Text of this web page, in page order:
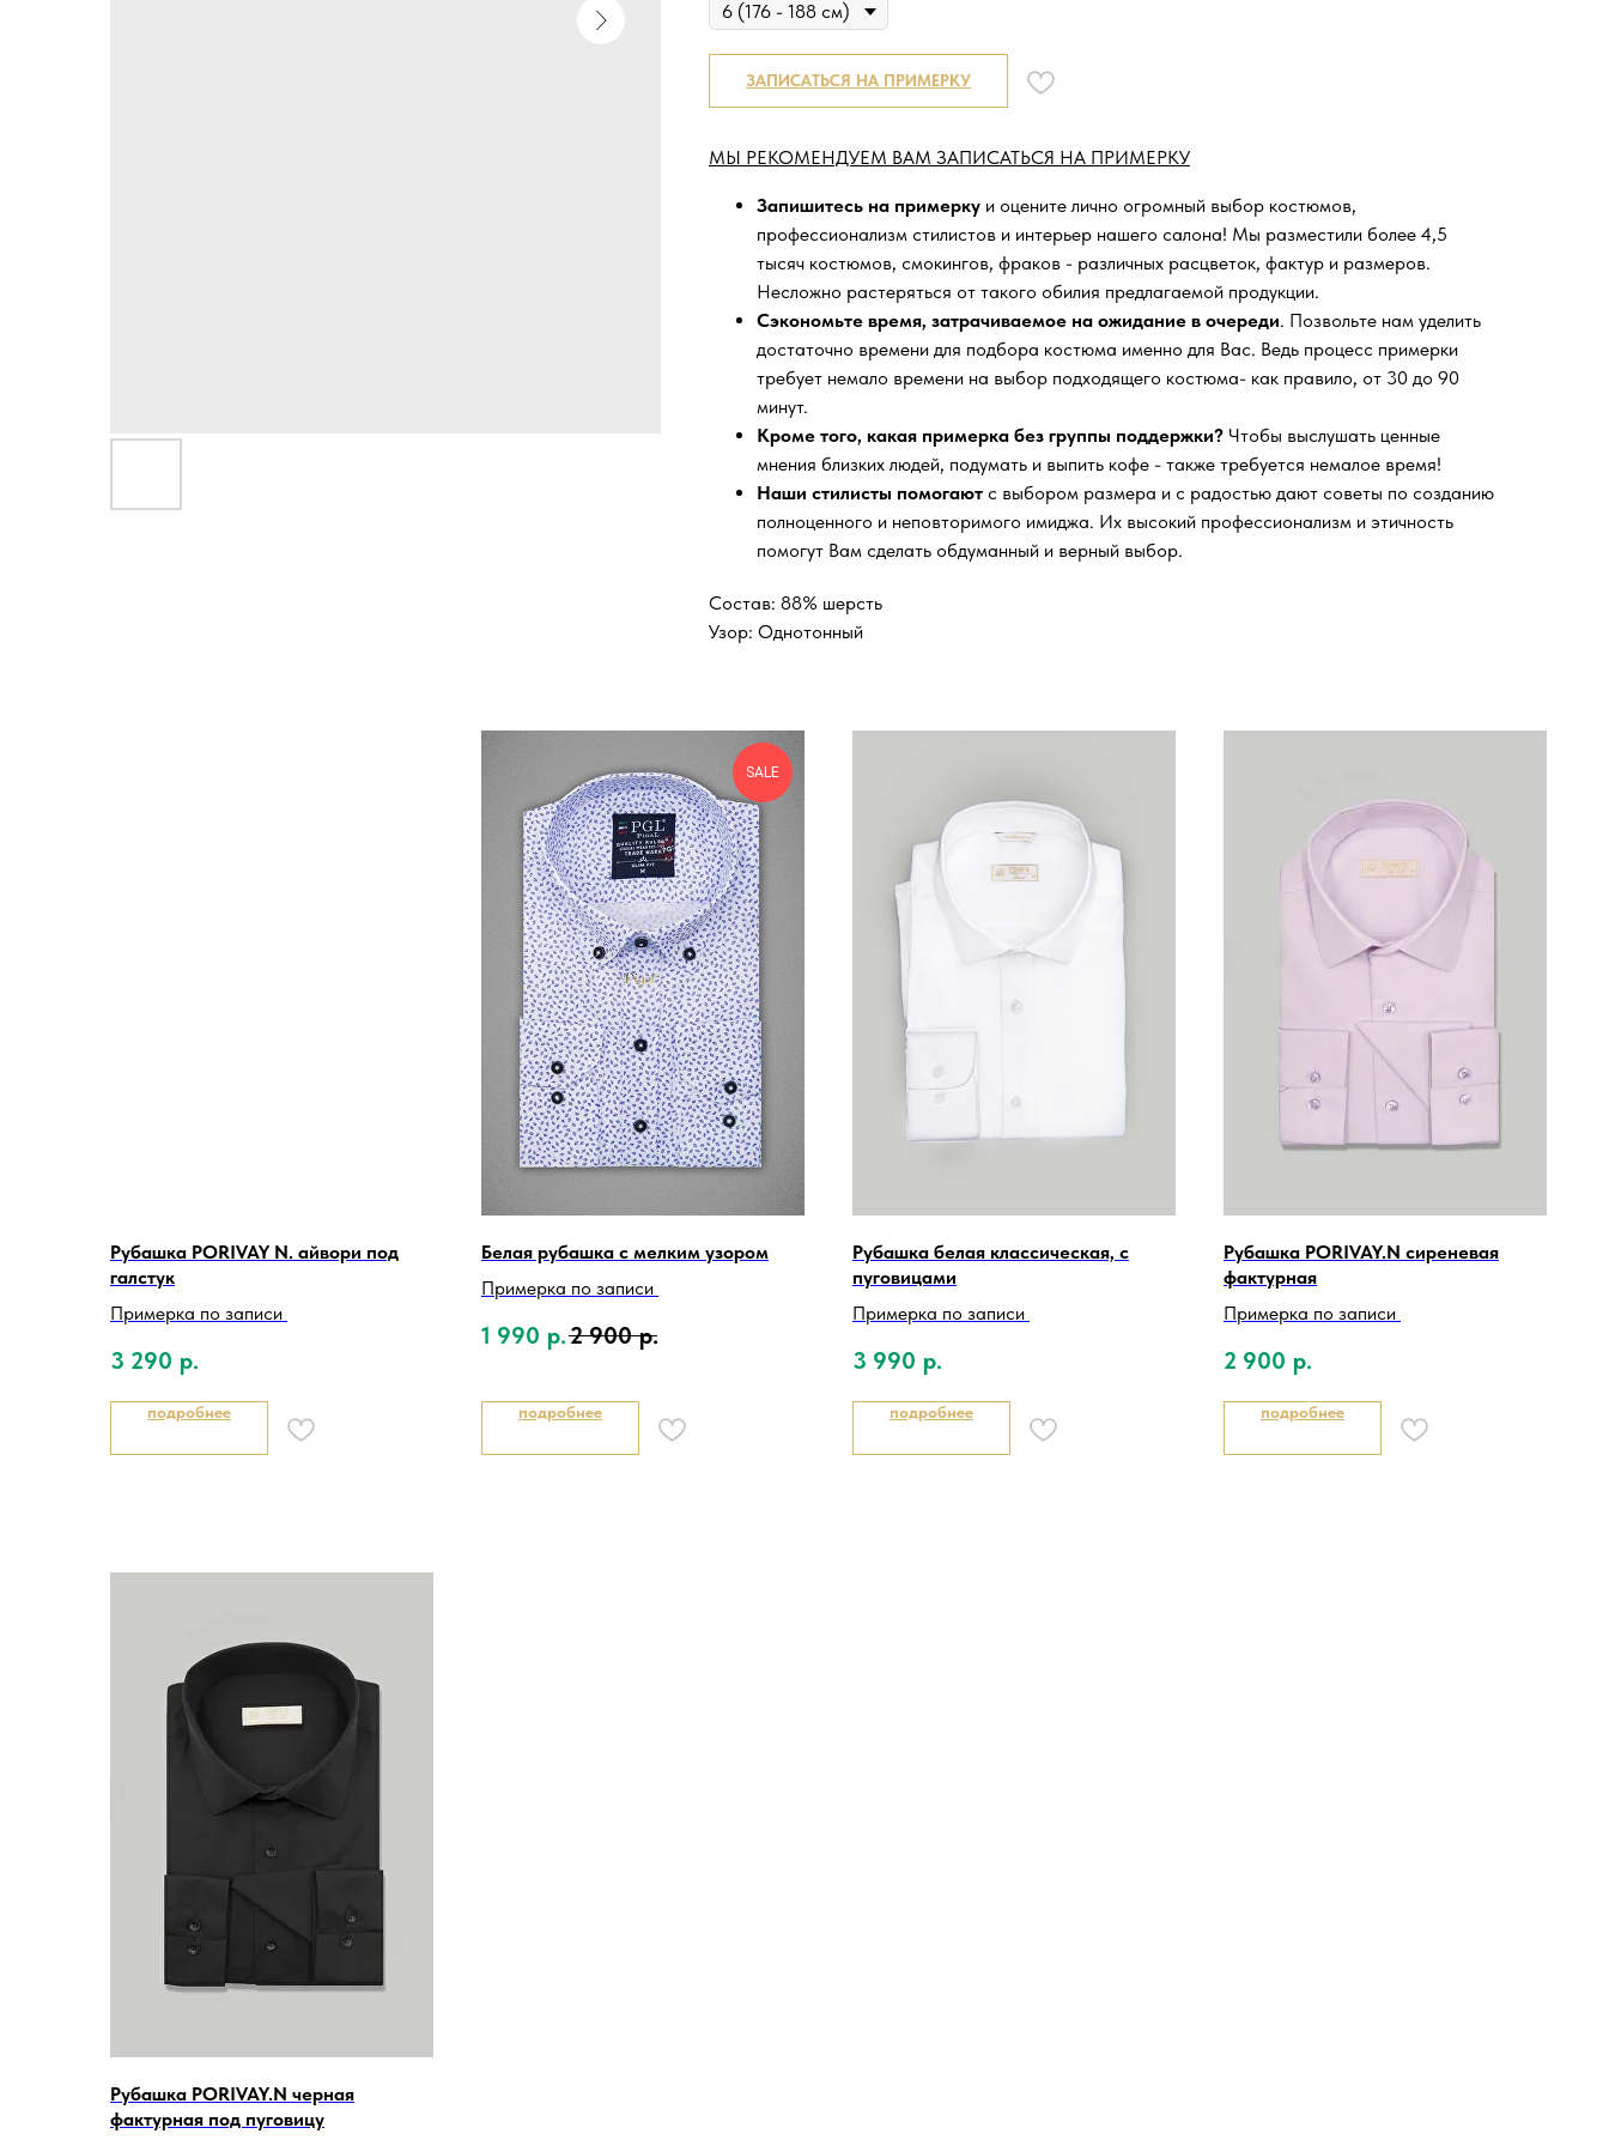
ЗАПИСАТЬСЯ НА ПРИМЕРКУ
МЫ РЕКОМЕНДУЕМ ВАМ ЗАПИСАТЬСЯ НА ПРИМЕРКУ
Запишитесь на примерку и оцените лично огромный выбор костюмов,
профессионализм стилистов и интерьер нашего салона! Мы разместили более 4,5
тысяч костюмов, смокингов, фраков - различных расцветок, фактур и размеров.
Несложно растеряться от такого обилия предлагаемой продукции.
Сэкономьте время, затрачиваемое на ожидание в очереди. Позвольте нам уделить
достаточно времени для подбора костюма именно для Вас. Ведь процесс примерки
требует немало времени на выбор подходящего костюма- как правило, от 30 до 90
минут.
Кроме того, какая примерка без группы поддержки? Чтобы выслушать ценные
мнения близких людей, подумать и выпить кофе - также требуется немалое время!
Наши стилисты помогают с выбором размера и с радостью дают советы по созданию
полноценного и неповторимого имиджа. Их высокий профессионализм и этичность
помогут Вам сделать обдуманный и верный выбор.
Состав: 88% шерсть
Узор: Однотонный
Рубашка PORIVAY N. айвори под
галстук
Примерка по записи
3 290 р.
подробнее
SALE
Белая рубашка с мелким узором
Примерка по записи
1 990 р.2 900 р.
подробнее
Рубашка белая классическая, с
пуговицами
Примерка по записи
3 990 р.
подробнее
Рубашка PORIVAY.N сиреневая
фактурная
Примерка по записи
2 900 р.
подробнее
Рубашка PORIVAY.N черная
фактурная под пуговицу